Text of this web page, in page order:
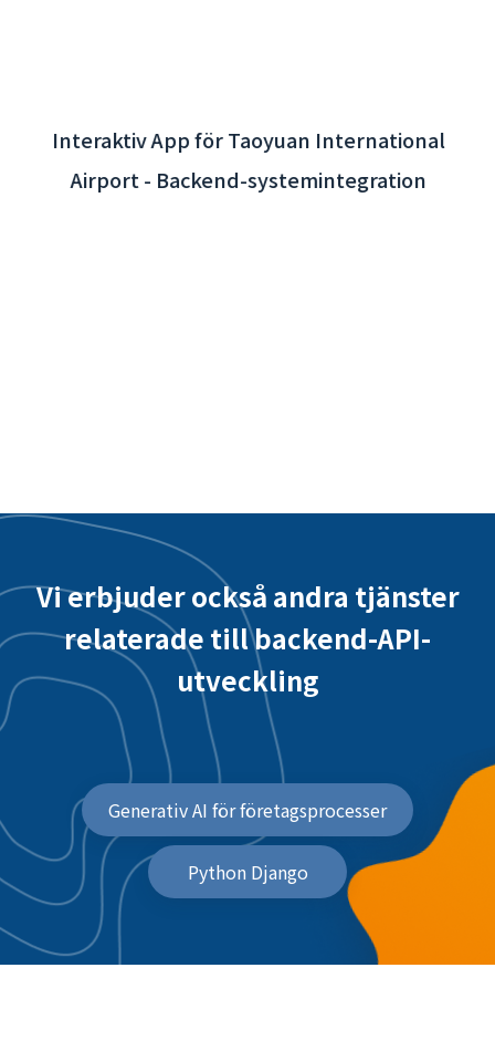
Vi erbjuder också andra tjänster
relaterade till backend-API-
utveckling
Generativ AI för företagsprocesser
Python Django